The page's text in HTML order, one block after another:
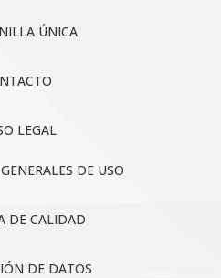
ÚNICA
LEGAL
DE USO
DE CALIDAD
DE DATOS